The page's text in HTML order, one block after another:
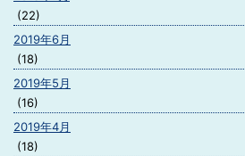
(22)
2019年6月
(18)
2019年5月
(16)
2019年4月
(18)